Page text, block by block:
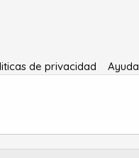
de privacidad Ayuda